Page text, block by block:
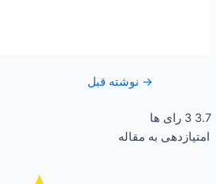
→ نوشته قبل
3.7
3 رای ها
امتیازدهی به مقاله